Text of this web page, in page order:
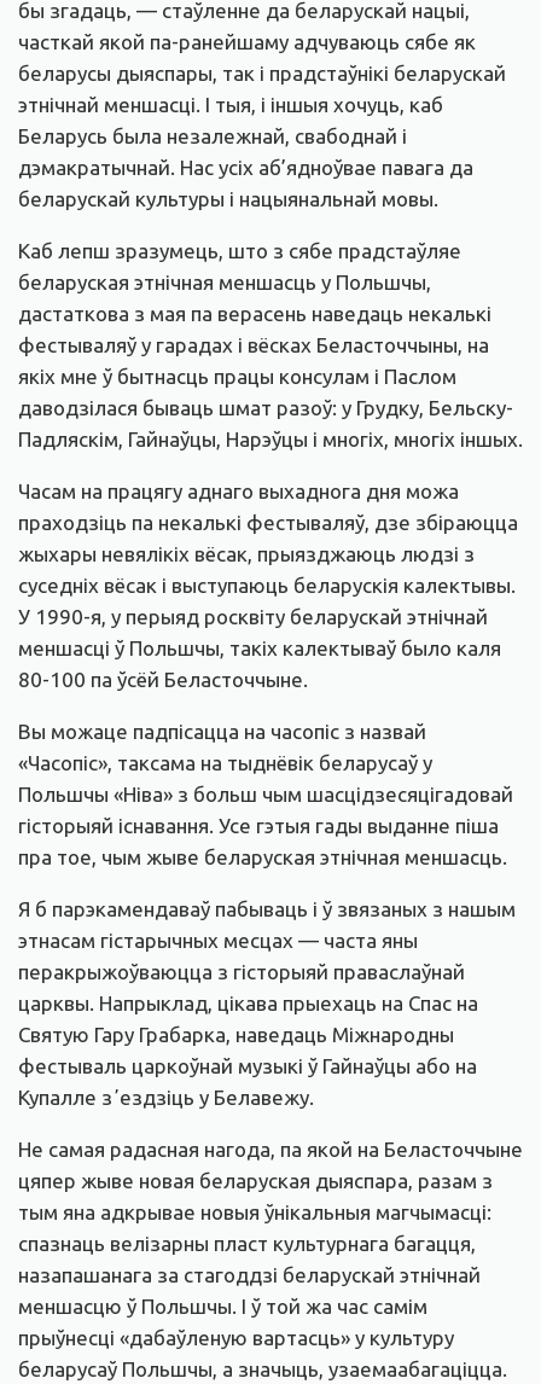
бы згадаць, — стаўленне да беларускай нацыі,
часткай якой па-ранейшаму адчуваюць сябе як
беларусы дыяспары, так і прадстаўнікі беларускай
этнічнай меншасці. І тыя, і іншыя хочуць, каб
Беларусь была незалежнай, свабоднай і
дэмакратычнай. Нас усіх аб’ядноўвае павага да
беларускай культуры і нацыянальнай мовы.
Каб лепш зразумець, што з сябе прадстаўляе
беларуская этнічная меншасць у Польшчы,
дастаткова з мая па верасень наведаць некалькі
фестываляў у гарадах і вёсках Беласточчыны, на
якіх мне ў бытнасць працы консулам і Паслом
даводзілася бываць шмат разоў: у Грудку, Бельску-
Падляскім, Гайнаўцы, Нарэўцы і многіх, многіх іншых.
Часам на працягу аднаго выхаднога дня можа
праходзіць па некалькі фестываляў, дзе збіраюцца
жыхары невялікіх вёсак, прыязджаюць людзі з
суседніх вёсак і выступаюць беларускія калектывы.
У 1990-я, у перыяд росквіту беларускай этнічнай
меншасці ў Польшчы, такіх калектываў было каля
80-100 па ўсёй Беласточчыне.
Вы можаце падпісацца на часопіс з назвай
«Часопіс», таксама на тыднёвік беларусаў у
Польшчы «Ніва» з больш чым шасцідзесяцігадовай
гісторыяй існавання. Усе гэтыя гады выданне піша
пра тое, чым жыве беларуская этнічная меншасць.
Я б парэкамендаваў пабываць і ў звязаных з нашым
этнасам гістарычных месцах — часта яны
перакрыжоўваюцца з гісторыяй праваслаўнай
царквы. Напрыклад, цікава прыехаць на Спас на
Святую Гару Грабарка, наведаць Міжнародны
фестываль царкоўнай музыкі ў Гайнаўцы або на
Купалле зʼездзіць у Белавежу.
Не самая радасная нагода, па якой на Беласточчыне
цяпер жыве новая беларуская дыяспара, разам з
тым яна адкрывае новыя ўнікальныя магчымасці:
спазнаць велізарны пласт культурнага багацця,
назапашанага за стагоддзі беларускай этнічнай
меншасцю ў Польшчы. І ў той жа час самім
прыўнесці «дабаўленую вартасць» у культуру
беларусаў Польшчы, а значыць, узаемаабагаціцца.